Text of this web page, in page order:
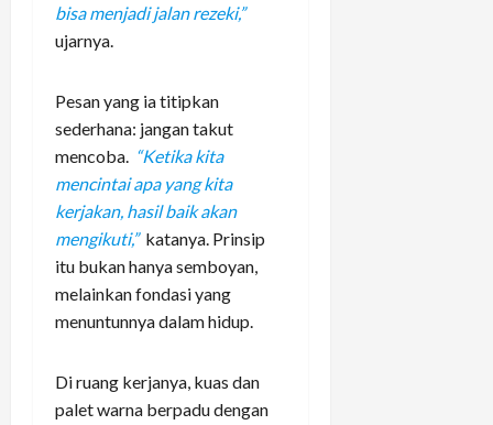
bisa menjadi jalan rezeki,”
ujarnya.
Pesan yang ia titipkan
sederhana: jangan takut
mencoba. “Ketika kita
mencintai apa yang kita
kerjakan, hasil baik akan
mengikuti,” katanya. Prinsip
itu bukan hanya semboyan,
melainkan fondasi yang
menuntunnya dalam hidup.
Di ruang kerjanya, kuas dan
palet warna berpadu dengan